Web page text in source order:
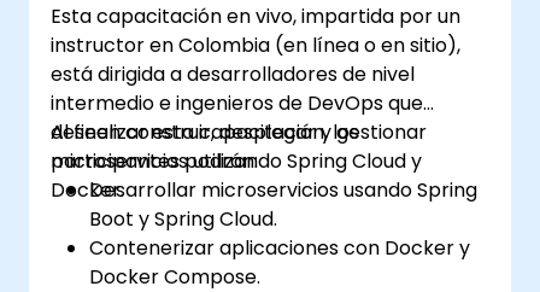
Esta capacitación en vivo, impartida por un
instructor en Colombia (en línea o en sitio),
está dirigida a desarrolladores de nivel
intermedio e ingenieros de DevOps que
deseen construir, desplegar y gestionar
microservicios utilizando Spring Cloud y
Docker.
Al finalizar esta capacitación, los
participantes podrán:
Desarrollar microservicios usando Spring
Boot y Spring Cloud.
Contenerizar aplicaciones con Docker y
Docker Compose.